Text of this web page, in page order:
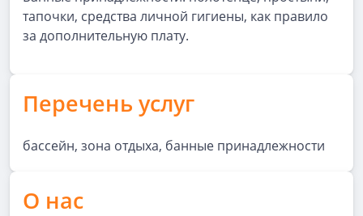
тапочки, средства личной гигиены, как правило
за дополнительную плату.
Перечень услуг
бассейн, зона отдыха, банные принадлежности
О нас